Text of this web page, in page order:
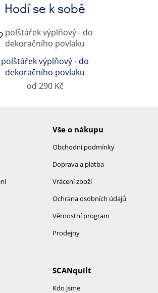
Hodí se k sobě
polštářek výplňový - do
dekoračního povlaku
od 290 Kč
Vše o nákupu
Obchodní podmínky
Doprava a platba
Vrácení zboží
Ochrana osobních údajů
Věrnostní program
Prodejny
SCANquilt
Kdo jsme